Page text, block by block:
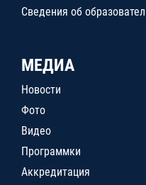
Сведения об
МЕДИА
Новости
Фото
Видео
Программки
Аккредитация